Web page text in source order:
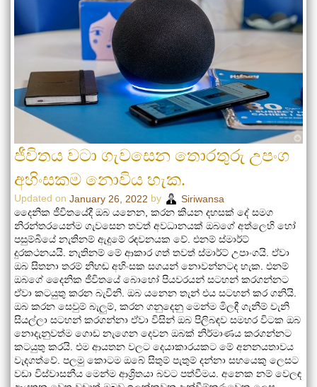
ජීවිතය වටා ගැවසෙන තොරතුරු උපංග
අහිංසකම නොවිය හැක.
Updated on January 26, 2022 by
Siriwansa
දෛනික ජීවිතයේදී ඔබ යනෙන, කරන කියන දහසක් දේ සමග
නිරන්තරයෙන්ම ගැවසෙන තවත් අවධානයක් ඔබගේ අත්ලෙහි හෝ
පසුම්බියේ නැතිනම් ඇදුමේ රඳවනයක වේ. එනම් ස්මාර්ට්
දුරකථනයයි. නැතිනම් මේ ආකාර ගත් තවත් ස්මාර්ට් උපාංගයි. ඒවා
ඔබ සිතනා තරම් නිහඬ අහිංසක සගයන් නොවන්නටද හැක. එනම්
ඔබගේ දෛනික ජීවිතයේ බොහෝ පියවරයන් සටහන් කරගන්නට
ඒවා කටයුතු කරන බැවිනි. ඔබ යනෙන තැන් එය සටහන් කර ගනියි.
ඔබ කරන සෙවුම් බැලුම්, කරන ගනුදෙනු මෙන්ම මිලඳී ගැනීම් වැනි
සියල්ලා සටහන් කරගන්නා ඒවා විසින් ඔබ පිලිබඳව සමහර විටක ඔබ
නොදැනුවත්ම ගොඩ නැගෙන දෙවන ඔබක් නිර්මාණය කරගන්නට
කටයුතු කරයි. එම ආයතන වලට දෙයාකාරයකට මේ අනනයතාවය
වැදගත්වේ. පලමු කොටම ඔබේ සිතුම් පැතුම් දන්නා සහයෙකු ලෙසට
වඩා විස්වාසනීය මෙන්ම ආශ්‍රිතයා බවට පත්වීමය. අනෙක නම් වෙලඳ